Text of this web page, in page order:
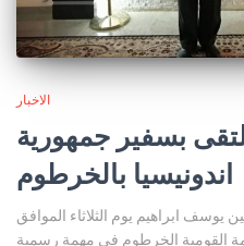
الاخبار
بسفير جمهورية
اندونيسيا بالخرطوم
يوسف ابراهيم يوم الثلاثاء الموافق
العاصمة القومية الخرطوم فى مهمة رسمية